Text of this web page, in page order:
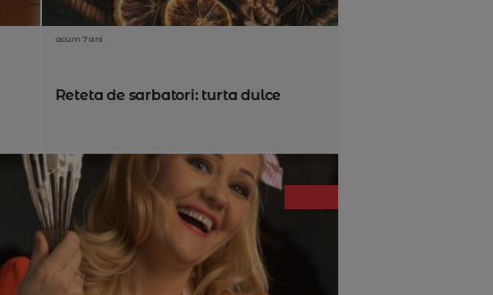
acum 7 ani
Reteta de sarbatori: turta dulce